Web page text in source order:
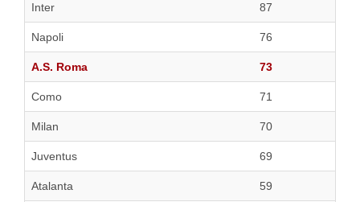
Inter
87
Napoli 76
A.S. Roma 73
Como 71
Milan 70
Juventus 69
Atalanta 59